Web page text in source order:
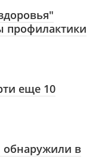
профилактики
еще 10
в